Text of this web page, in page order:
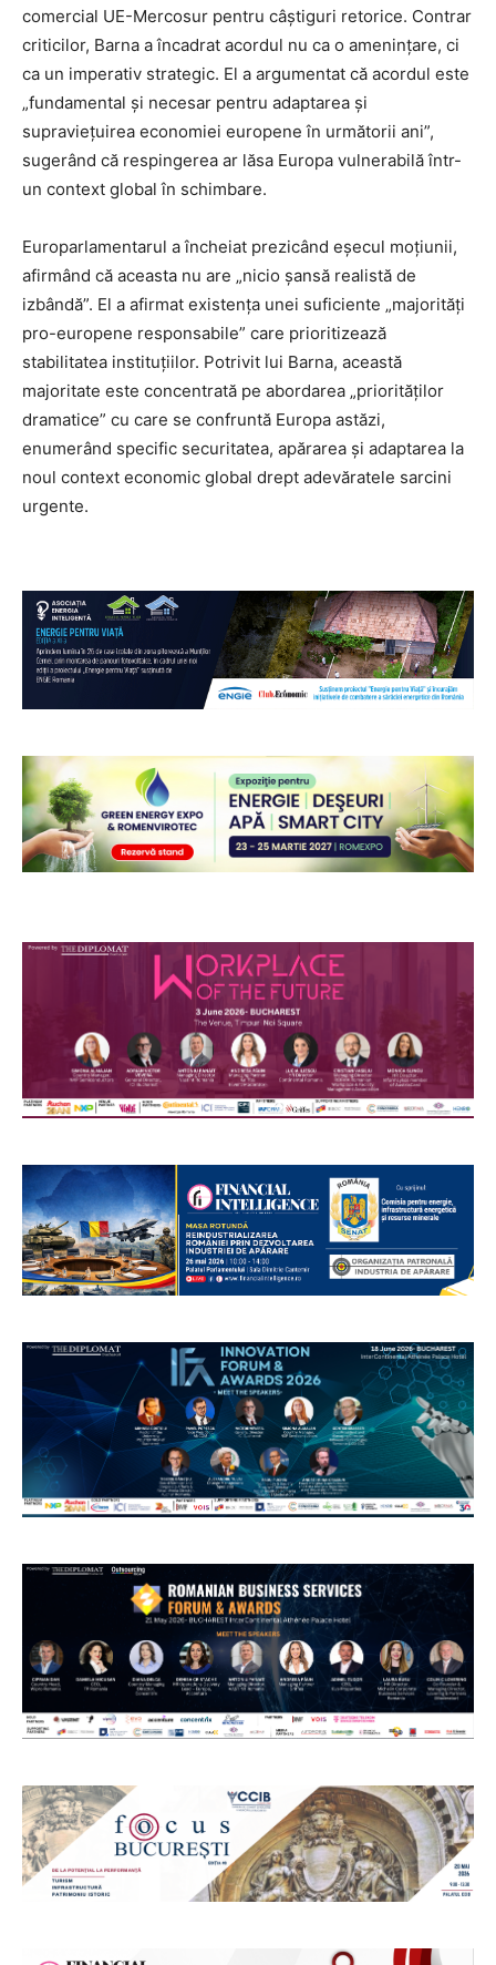
comercial UE-Mercosur pentru câștiguri retorice. Contrar
criticilor, Barna a încadrat acordul nu ca o amenințare, ci
ca un imperativ strategic. El a argumentat că acordul este
„fundamental și necesar pentru adaptarea și
supraviețuirea economiei europene în următorii ani”,
sugerând că respingerea ar lăsa Europa vulnerabilă într-
un context global în schimbare.
Europarlamentarul a încheiat prezicând eșecul moțiunii,
afirmând că aceasta nu are „nicio șansă realistă de
izbândă”. El a afirmat existența unei suficiente „majorități
pro-europene responsabile” care prioritizează
stabilitatea instituțiilor. Potrivit lui Barna, această
majoritate este concentrată pe abordarea „priorităților
dramatice” cu care se confruntă Europa astăzi,
enumerând specific securitatea, apărarea și adaptarea la
noul context economic global drept adevăratele sarcini
urgente.